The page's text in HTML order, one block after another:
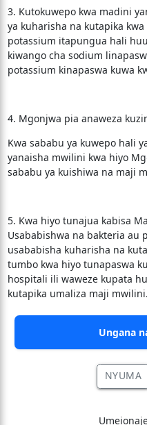
3. Kutokuwepo kwa madini
ya kuharisha na kutapika
potassium itapungua hali
kiwango cha sodium
potassium kinapaswa kuwa
4. Mgonjwa pia anaweza
Kwa sababu ya kuwepo hali
yanaisha mwilini kwa hiyo
sababu ya kuishiwa na maji
5. Kwa hiyo tunajua kabisa
Usababishwa na bakteria au
usababisha kuharisha na
tumbo kwa hiyo tunapaswa
hospitali ili waweze kupata
kutapika umaliza maji mwilini.
Ungana
NYUMA